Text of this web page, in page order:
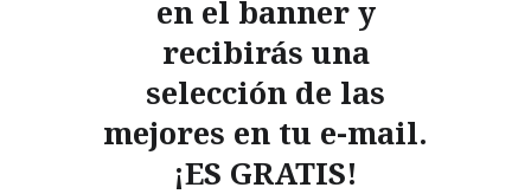
en el banner y
recibirás una
selección de las
mejores en tu e-mail.
¡ES GRATIS!